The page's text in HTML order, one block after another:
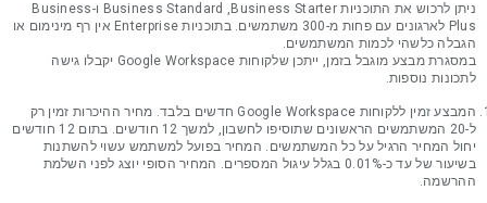
ניתן לרכוש את התוכניות Business Starter‏, Business Standard‏ ו-Business
Plus לארגונים עם פחות מ-300 משתמשים. בתוכניות Enterprise אין רף מינימום או
הגבלה כלשהי לכמות המשתמשים.
במסגרת מבצע מוגבל בזמן, ייתכן שלקוחות Google Workspace יקבלו גישה
לתכונות נוספות.
המבצע זמין ללקוחות Google Workspace חדשים בלבד. מחיר ההיכרות זמין רק
ל-20 המשתמשים הראשונים שתוסיפו לחשבון, למשך 12 חודשים. בתום 12 חודשים
יחול המחיר הרגיל על כל המשתמשים. המחיר בפועל למשתמש עשוי להשתנות
בשיעור של עד כ-0.01% בגלל עיגול המספרים. המחיר הסופי יוצג לפני השלמת
ההרשמה.